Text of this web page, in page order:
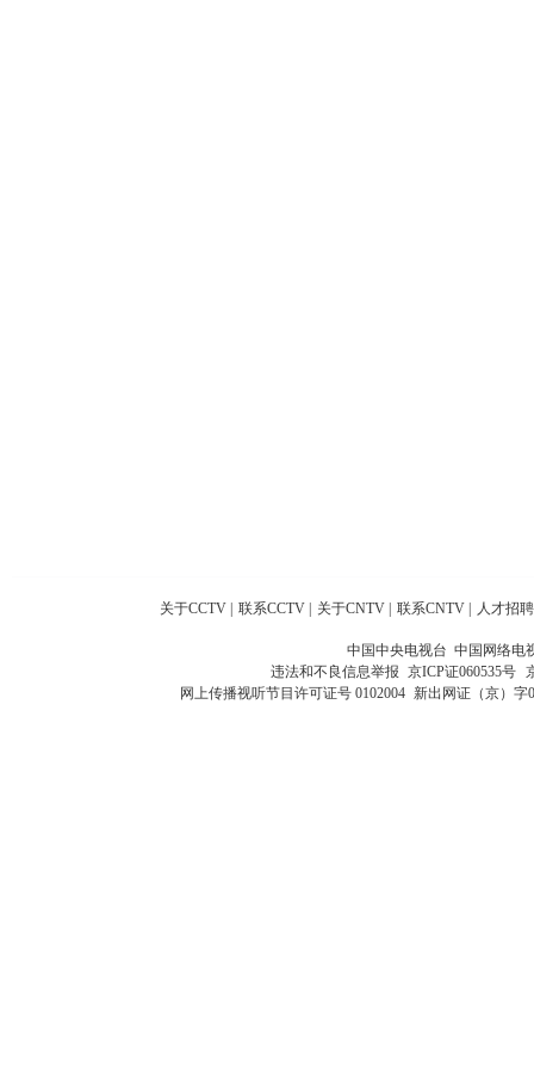
关于CCTV 联系CCTV 关于CNTV 联系CNTV 人才招聘
中国中央电视台 中国网络电
违法和不良信息举报 京ICP证060535号
网上传播视听节目许可证号 0102004 新出网证（京）